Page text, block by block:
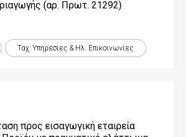
(αρ. Πρωτ. 21292)
Ταχ. Υπηρεσίες & Ηλ. Επικοινωνίες
προς εισαγωγική εταιρεία